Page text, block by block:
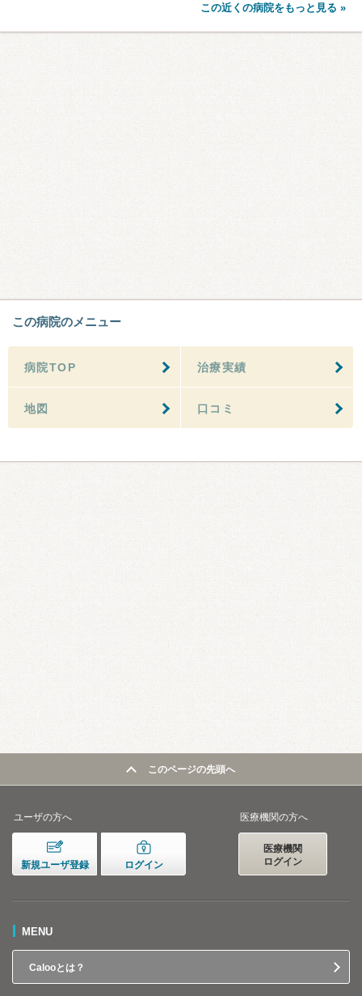
この近くの病院をもっと見る »
この病院のメニュー
病院TOP 治療実績
地図 口コミ
このページの先頭へ
ユーザの方へ
新規ユーザ登録 ログイン
医療機関の方へ
医療機関
ログイン
MENU
Calooとは？